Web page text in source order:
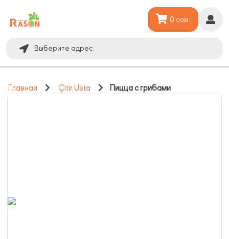
Выберите адрес
0 сом.
Главная Çitir Usta Пицца с грибами